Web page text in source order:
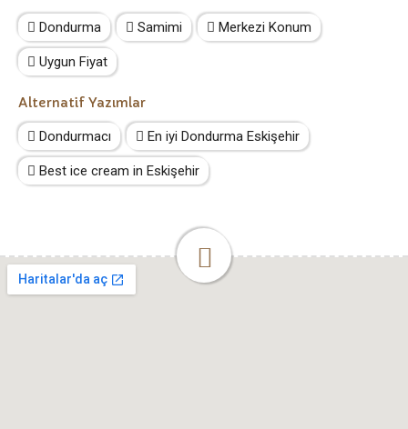
Dondurma Samimi Merkezi Konum
Uygun Fiyat
Alternatif Yazımlar
Dondurmacı En iyi Dondurma Eskişehir
Best ice cream in Eskişehir